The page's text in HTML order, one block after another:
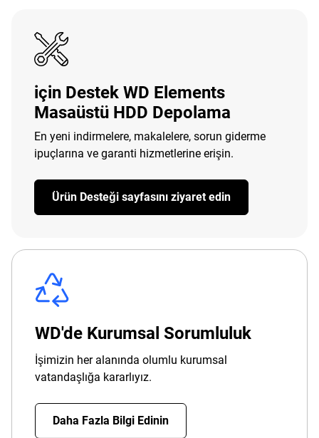
için Destek WD Elements
Masaüstü HDD Depolama
En yeni indirmelere, makalelere, sorun giderme
ipuçlarına ve garanti hizmetlerine erişin.
Ürün Desteği sayfasını ziyaret edin
WD'de Kurumsal Sorumluluk
İşimizin her alanında olumlu kurumsal
vatandaşlığa kararlıyız.
Daha Fazla Bilgi Edinin